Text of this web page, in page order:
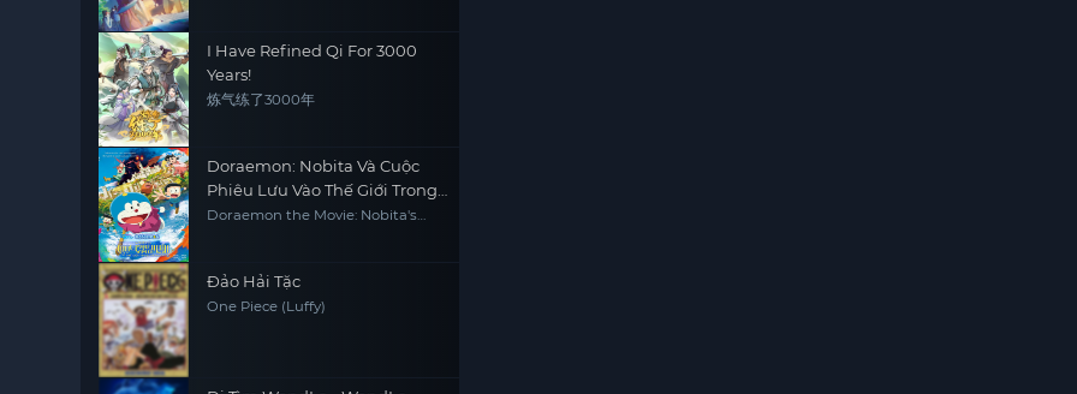
I Have Refined Qi For 3000
Years!
炼气练了3000年
Doraemon: Nobita Và Cuộc
Phiêu Lưu Vào Thế Giới Trong
Tranh
Doraemon the Movie: Nobita's
Đảo Hải Tặc
One Piece (Luffy)